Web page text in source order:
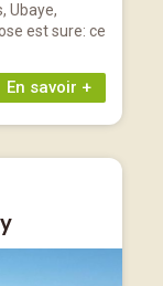
Ubaye,
est sure: ce
En savoir +